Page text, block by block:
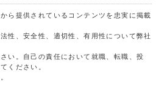
ら提供されているコンテンツを忠実に掲載
性、安全性、適切性、有用性について弊社
い。自己の責任において就職、転職、投
ください。